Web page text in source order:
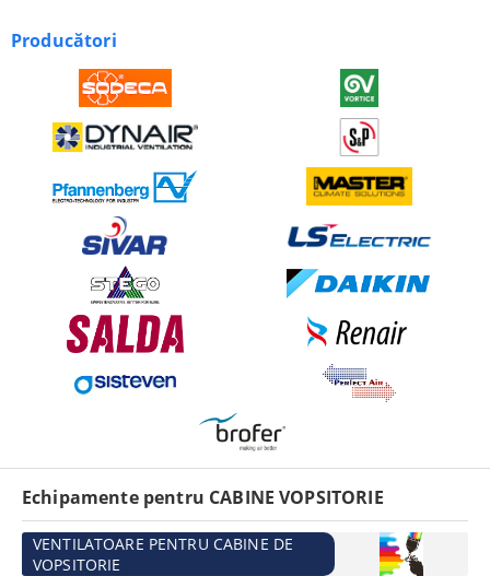
Producători
Echipamente pentru CABINE VOPSITORIE
VENTILATOARE PENTRU CABINE DE
VOPSITORIE